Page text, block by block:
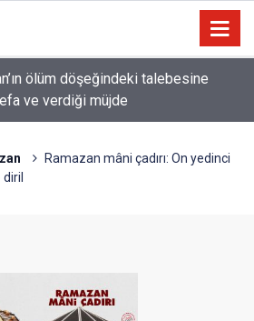
ölüm döşeğindeki talebesine
ve verdiği müjde
Ramazan mâni çadırı: On yedinci